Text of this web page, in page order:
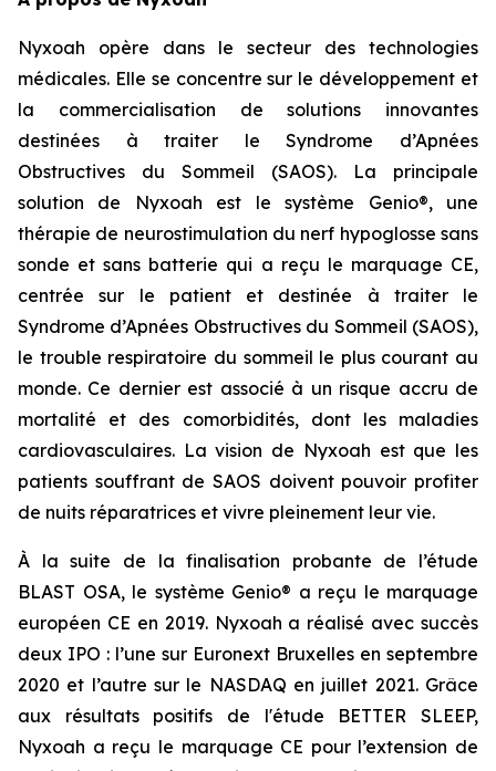
Nyxoah opère dans le secteur des technologies
médicales. Elle se concentre sur le développement et
la commercialisation de solutions innovantes
destinées à traiter le Syndrome d’Apnées
Obstructives du Sommeil (SAOS). La principale
solution de Nyxoah est le système Genio®, une
thérapie de neurostimulation du nerf hypoglosse sans
sonde et sans batterie qui a reçu le marquage CE,
centrée sur le patient et destinée à traiter le
Syndrome d’Apnées Obstructives du Sommeil (SAOS),
le trouble respiratoire du sommeil le plus courant au
monde. Ce dernier est associé à un risque accru de
mortalité et des comorbidités, dont les maladies
cardiovasculaires. La vision de Nyxoah est que les
patients souffrant de SAOS doivent pouvoir profiter
de nuits réparatrices et vivre pleinement leur vie.
À la suite de la finalisation probante de l’étude
BLAST OSA, le système Genio® a reçu le marquage
européen CE en 2019. Nyxoah a réalisé avec succès
deux IPO : l’une sur Euronext Bruxelles en septembre
2020 et l’autre sur le NASDAQ en juillet 2021. Grâce
aux résultats positifs de l'étude BETTER SLEEP,
Nyxoah a reçu le marquage CE pour l’extension de